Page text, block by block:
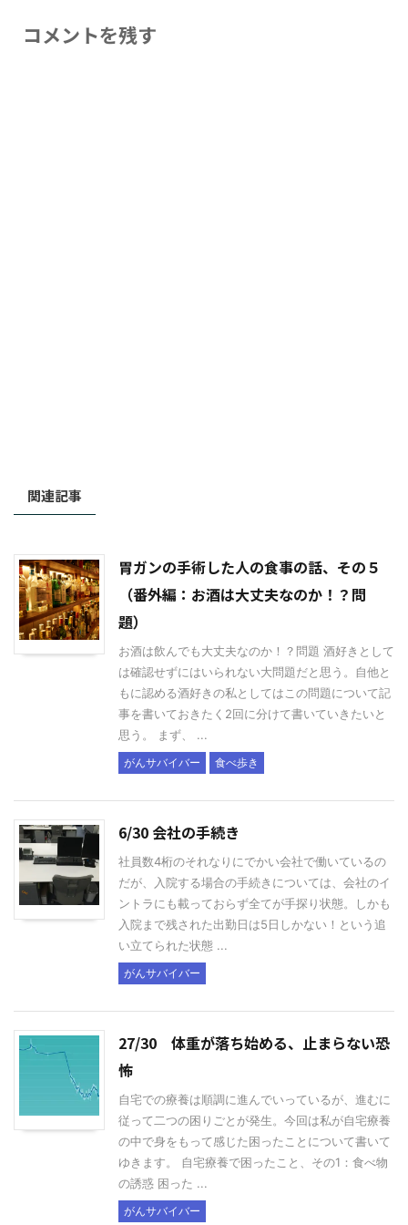
コメントを残す
関連記事
胃ガンの手術した人の食事の話、その５
（番外編：お酒は大丈夫なのか！？問
題）
お酒は飲んでも大丈夫なのか！？問題 酒好きとして
は確認せずにはいられない大問題だと思う。自他と
もに認める酒好きの私としてはこの問題について記
事を書いておきたく2回に分けて書いていきたいと
思う。 まず、 ...
がんサバイバー 食べ歩き
6/30 会社の手続き
社員数4桁のそれなりにでかい会社で働いているの
だが、入院する場合の手続きについては、会社のイ
ントラにも載っておらず全てが手探り状態。しかも
入院まで残された出勤日は5日しかない！という追
い立てられた状態 ...
がんサバイバー
27/30 体重が落ち始める、止まらない恐
怖
自宅での療養は順調に進んでいっているが、進むに
従って二つの困りごとが発生。今回は私が自宅療養
の中で身をもって感じた困ったことについて書いて
ゆきます。 自宅療養で困ったこと、その1：食べ物
の誘惑 困った ...
がんサバイバー